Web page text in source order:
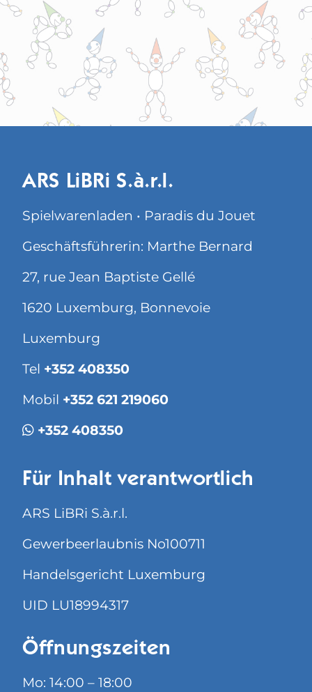
ARS LiBRi S.à.r.l.
Spielwarenladen • Paradis du Jouet
Geschäftsführerin: Marthe Bernard
27, rue Jean Baptiste Gellé
1620 Luxemburg, Bonnevoie
Luxemburg
Tel +352 408350
Mobil +352 621 219060
+352 408350
Für Inhalt verantwortlich
ARS LiBRi S.à.r.l.
Gewerbeerlaubnis No100711
Handelsgericht Luxemburg
UID LU18994317
Öffnungszeiten
Mo: 14:00 – 18:00